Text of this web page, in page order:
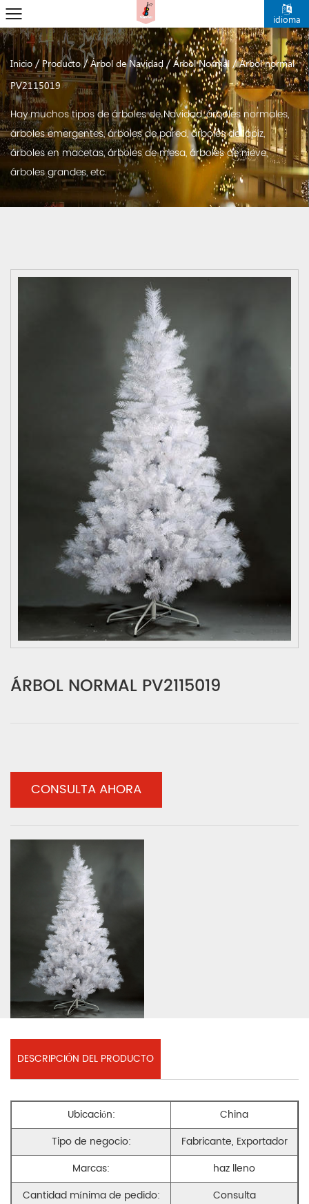
idioma
Inicio/ Producto/Árbol de Navidad /Árbol Normal /Árbol normal
PV2115019
Hay muchos tipos de árboles de Navidad, árboles normales,
árboles emergentes, árboles de pared, árboles de lápiz,
árboles en macetas, árboles de mesa, árboles de nieve,
árboles grandes, etc.
ÁRBOL NORMAL PV2115019
CONSULTA AHORA
DESCRIPCIÓN DEL PRODUCTO
Ubicación:
China
Tipo de negocio:
Fabricante, Exportador
Marcas:
haz lleno
Cantidad mínima de pedido:
Consulta